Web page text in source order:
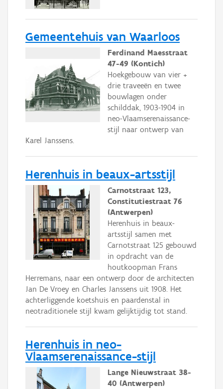
Gemeentehuis van Waarloos
Ferdinand Maesstraat
47-49 (Kontich)
Hoekgebouw van vier +
drie traveeën en twee
bouwlagen onder
schilddak, 1903-1904 in
neo-Vlaamserenaissance-
stijl naar ontwerp van
Karel Janssens.
Herenhuis in beaux-artsstijl
Carnotstraat 123,
Constitutiestraat 76
(Antwerpen)
Herenhuis in beaux-
artsstijl samen met
Carnotstraat 125 gebouwd
in opdracht van de
houtkoopman Frans
Herremans, naar een ontwerp door de architecten
Jan De Vroey en Charles Janssens uit 1908. Het
achterliggende koetshuis en paardenstal in
neotraditionele stijl kwam gelijktijdig tot stand.
Herenhuis in neo-
Vlaamserenaissance-stijl
Lange Nieuwstraat 38-
40 (Antwerpen)